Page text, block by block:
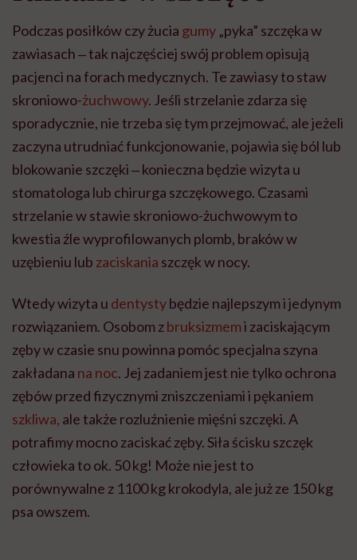
Podczas posiłków czy żucia gumy „pyka” szczęka w
zawiasach ‒ tak najczęściej swój problem opisują
pacjenci na forach medycznych. Te zawiasy to staw
skroniowo-żuchwowy. Jeśli strzelanie zdarza się
sporadycznie, nie trzeba się tym przejmować, ale jeżeli
zaczyna utrudniać funkcjonowanie, pojawia się ból lub
blokowanie szczęki ‒ konieczna będzie wizyta u
stomatologa lub chirurga szczękowego. Czasami
strzelanie w stawie skroniowo-żuchwowym to
kwestia źle wyprofilowanych plomb, braków w
uzębieniu lub zaciskania szczęk w nocy.
Wtedy wizyta u dentystybędzie najlepszym i jedynym
rozwiązaniem. Osobom zbruksizmemi zaciskającym
zęby w czasie snu powinna pomóc specjalna szyna
zakładana na noc. Jej zadaniem jest nie tylko ochrona
zębów przed fizycznymi zniszczeniami i pękaniem
szkliwa, ale także rozluźnienie mięśni szczęki. A
potrafimy mocno zaciskać zęby. Siła ścisku szczęk
człowieka to ok. 50 kg! Może nie jest to
porównywalne z 1100 kg krokodyla, ale już ze 150 kg
psa owszem.